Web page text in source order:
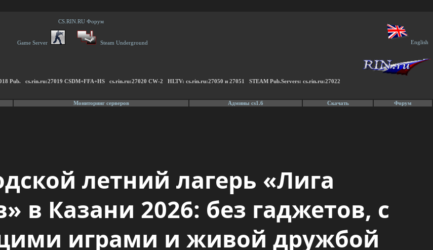
CS.RIN.RU Форум
Game Server Steam Underground English
Pub. cs.rin.ru:27019 CSDM+FFA+HS cs.rin.ru:27020 CW-2 HLTV: cs.rin.ru:27050 и 27051 STEAM Pub.Servers: cs.rin.ru:27022
Мониторинг серверов Админы cs1.6 Скачать Форум
летний лагерь «Лига
в Казани 2026: без гаджетов, с
играми и живой дружбой